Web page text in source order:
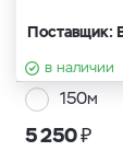
в наличии
Поставщик:
150м
5 250₽